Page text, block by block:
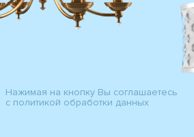
Нажимая на кнопку Вы соглашаетесь
с политикой обработки данных